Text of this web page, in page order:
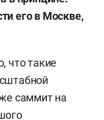
России и
его в Москве,
что такие
саммит на